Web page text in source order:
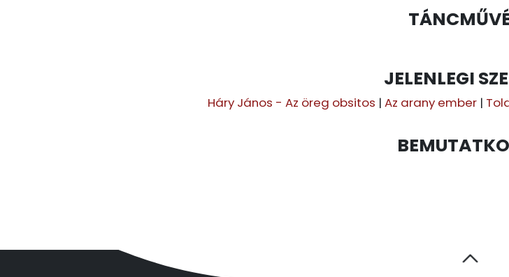
JELENLEGI
Háry János - Az öreg obsitos | Az arany ember|